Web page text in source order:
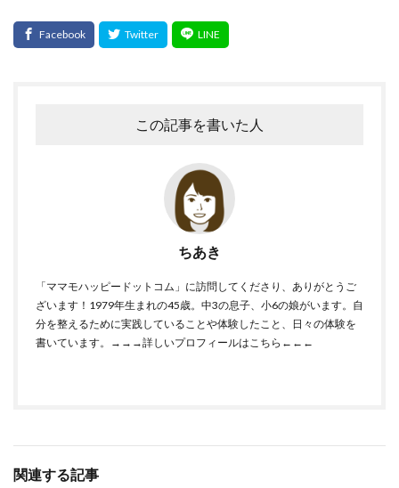
この記事を書いた人
ちあき
「ママモハッピードットコム」に訪問してくださり、ありがとうご
ざいます！1979年生まれの45歳。中3の息子、小6の娘がいます。自
分を整えるために実践していることや体験したこと、日々の体験を
書いています。
→→→詳しいプロフィールはこちら←←←
関連する記事